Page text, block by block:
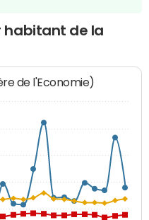
habitant de la
de l'Economie)